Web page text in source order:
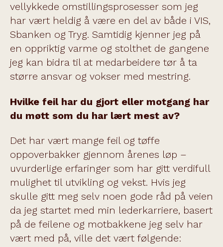
vellykkede omstillingsprosesser som jeg
har vært heldig å være en del av både i VIS,
Sbanken og Tryg. Samtidig kjenner jeg på
en oppriktig varme og stolthet de gangene
jeg kan bidra til at medarbeidere tør å ta
større ansvar og vokser med mestring.
Hvilke feil har du gjort eller motgang har
du møtt som du har lært mest av?
Det har vært mange feil og tøffe
oppoverbakker gjennom årenes løp –
uvurderlige erfaringer som har gitt verdifull
mulighet til utvikling og vekst. Hvis jeg
skulle gitt meg selv noen gode råd på veien
da jeg startet med min lederkarriere, basert
på de feilene og motbakkene jeg selv har
vært med på, ville det vært følgende: